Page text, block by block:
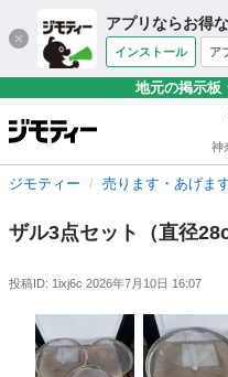
アプリならお得
インストール ア
地元の掲示板
神
ジモティー 売ります・あげま
ザル3点セット（直径
投稿ID: 1ixj6c 2026年7月10日 16:07